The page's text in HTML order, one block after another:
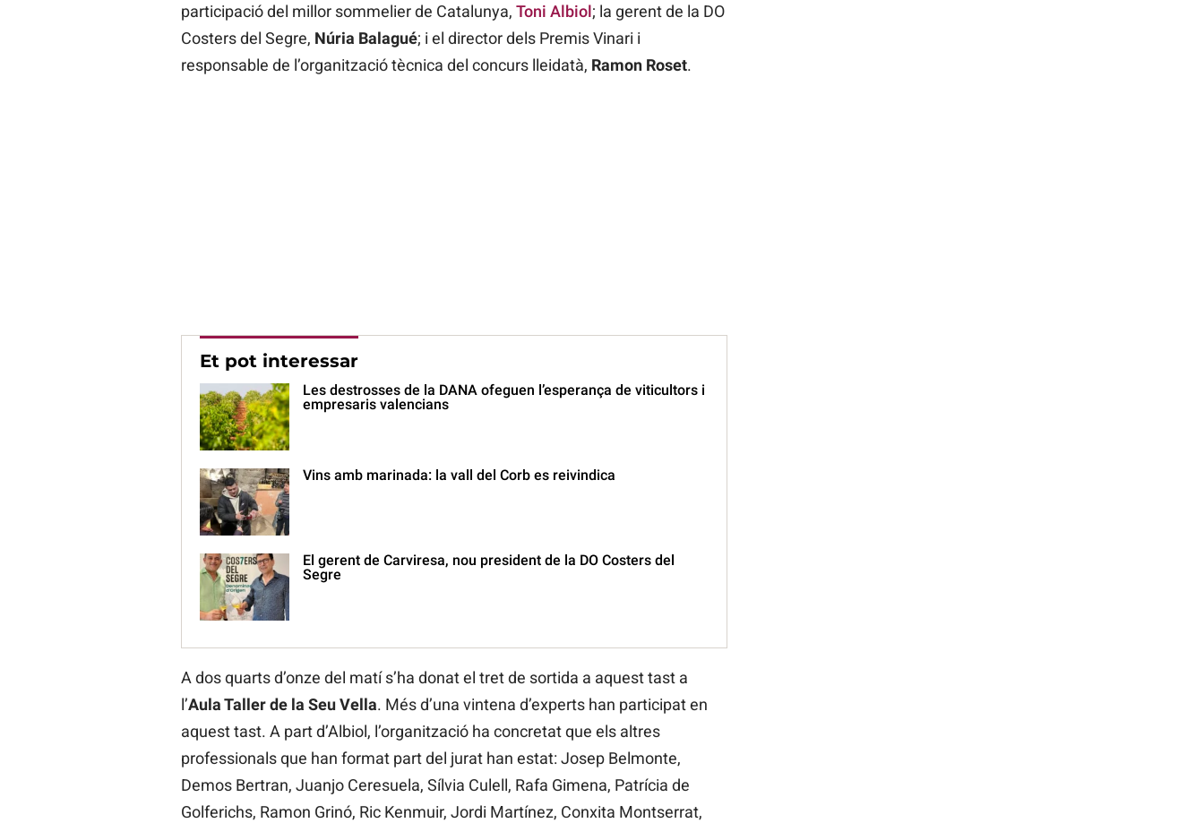
participació del millor sommelier de Catalunya, Toni Albiol; la gerent de la DO
Costers del Segre, Núria Balagué; i el director dels Premis Vinari i
responsable de l’organització tècnica del concurs lleidatà, Ramon Roset.
Et pot interessar
Les destrosses de la DANA ofeguen l’esperança de viticultors i
empresaris valencians
Vins amb marinada: la vall del Corb es reivindica
El gerent de Carviresa, nou president de la DO Costers del
Segre
A dos quarts d’onze del matí s’ha donat el tret de sortida a aquest tast a
l’Aula Taller de la Seu Vella. Més d’una vintena d’experts han participat en
aquest tast. A part d’Albiol, l’organització ha concretat que els altres
professionals que han format part del jurat han estat: Josep Belmonte,
Demos Bertran, Juanjo Ceresuela, Sílvia Culell, Rafa Gimena, Patrícia de
Golferichs, Ramon Grinó, Ric Kenmuir, Jordi Martínez, Conxita Montserrat,